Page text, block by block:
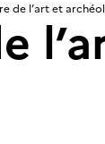
de l’art et